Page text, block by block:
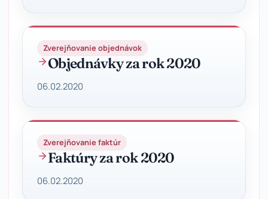
Zverejňovanie objednávok
Objednávky za rok 2020
06.02.2020
Zverejňovanie faktúr
Faktúry za rok 2020
06.02.2020